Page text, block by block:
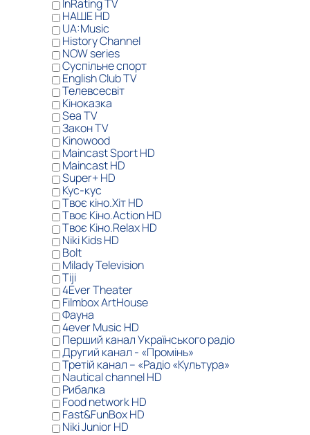
InRating TV
НАШЕ HD
UA:Music
History Channel
NOW series
Суспільне спорт
English Club TV
Телевсесвіт
Кіноказка
Sea TV
Закон TV
Kinowood
Maincast Sport HD
Maincast HD
Super+ HD
Кус-кус
Твоє кіно.Хіт HD
Твоє Кіно.Action HD
Твоє Кіно.Relax HD
Niki Kids HD
Bolt
Milady Television
Tiji
4Ever Theater
Filmbox ArtHouse
Фауна
4ever Music HD
Перший канал Українського радіо
Другий канал - «Промінь»
Третій канал – «Радіо «Культура»
Nautical channel HD
Рибалка
Food network HD
Fast&FunBox HD
Niki Junior HD